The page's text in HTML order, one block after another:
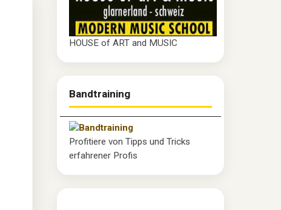
HOUSE of ART and MUSIC
Bandtraining
Profitiere von Tipps und Tricks
erfahrener Profis